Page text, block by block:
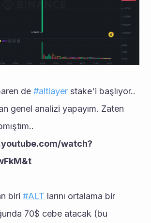
de #altlayer stake'i başlıyor..
genel analizi yapayım. Zaten
watch?
biri #ALT larını ortalama bir
70$ cebe atacak (bu